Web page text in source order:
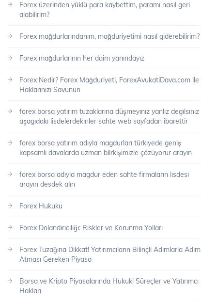
Forex üzerinden yüklü para kaybettim, paramı nasıl geri
alabilirim?
Forex mağdurlarındanım, mağduriyetimi nasıl giderebilirim?
Forex mağdurlarının her daim yanındayız
Forex Nedir? Forex Mağduriyeti, ForexAvukatiDava.com ile
Haklarınızı Savunun
forex borsa yatırım tuzaklarına düşmeyınız yanlız degılsınız
aşagıdakı lisdelerdekınler sahte web sayfadan ibarettir
forex borsa yatırım adıyla magdurları türkıyede geniş
kapsamlı davalarda uzman bilrkişimizle çözüyorur arayın
forex borsa adıyla magdur eden sahte firmaların lısdesı
arayın desdek alın
Forex Hukuku
Forex Dolandırıcılığı: Riskler ve Korunma Yolları
Forex Tuzağına Dikkat! Yatırımcıların Bilinçli Adımlarla Adım
Atması Gereken Piyasa
Borsa ve Kripto Piyasalarında Hukuki Süreçler ve Yatırımcı
Hakları